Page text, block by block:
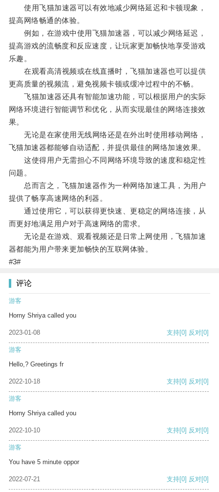
使用飞猫加速器可以有效地减少网络延迟和卡顿现象，
提高网络畅通的体验。
例如，在游戏中使用飞猫加速器，可以减少网络延迟，
提高游戏的流畅度和反应速度，让玩家更加畅快地享受游戏
乐趣。
在观看高清视频或在线直播时，飞猫加速器也可以提供
更高质量的视频流，避免视频卡顿或缓冲过程中的不畅。
飞猫加速器还具有智能加速功能，可以根据用户的实际
网络环境进行智能调节和优化，从而实现最佳的网络连接效
果。
无论是在家使用无线网络还是在外出时使用移动网络，
飞猫加速器都能够自动适配，并提供最佳的网络加速效果。
这使得用户无需担心不同网络环境导致的速度和稳定性
问题。
总而言之，飞猫加速器作为一种网络加速工具，为用户
提供了畅享高速网络的利器。
通过使用它，可以获得更快速、更稳定的网络连接，从
而更好地满足用户对于高速网络的需求。
无论是在游戏、观看视频还是日常上网使用，飞猫加速
器都能为用户带来更加畅快的互联网体验。
#3#
评论
游客
Horny Shriya called you
2023-01-08 支持[0] 反对[0]
游客
Hello,? Greetings fr
2022-10-18 支持[0] 反对[0]
游客
Horny Shriya called you
2022-10-10 支持[0] 反对[0]
游客
You have 5 minute oppor
2022-07-21 支持[0] 反对[0]